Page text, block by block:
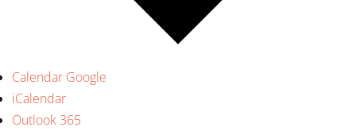
Calendar Google
iCalendar
Outlook 365